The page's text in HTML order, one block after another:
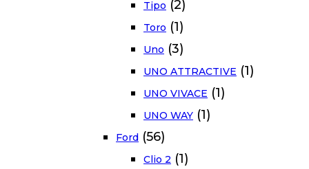
Tipo (2)
Toro (1)
Uno (3)
UNO ATTRACTIVE (1)
UNO VIVACE (1)
UNO WAY (1)
Ford (56)
Clio 2 (1)